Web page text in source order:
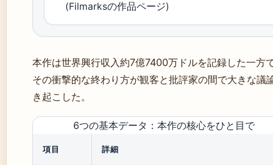
(Filmarksの作品ページ)
本作は世界興行収入約7億7400万ドルを記録した一方
その衝撃的な終わり方が観客と批評家の間で大きな議
き起こした。
6つの基本データ：本作の核心をひと目で
項目 詳細